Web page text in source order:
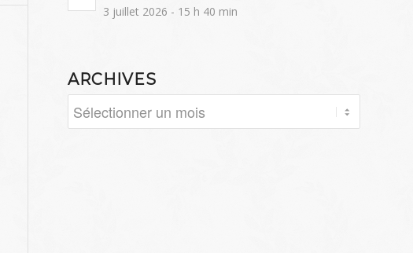
3 juillet 2026 - 15 h 40 min
ARCHIVES